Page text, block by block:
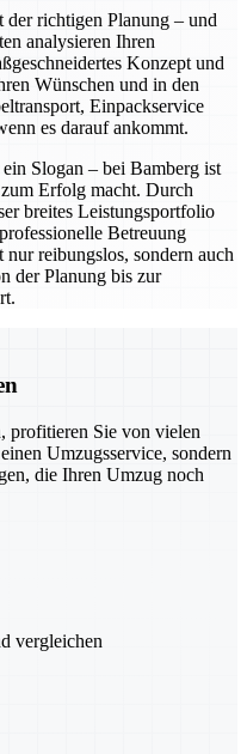
richtigen Planung – und
analysieren Ihren
Konzept und
Wünschen und in den
Einpackservice
es darauf ankommt.
Slogan – bei Bamberg ist
Erfolg macht. Durch
breites Leistungsportfolio
Betreuung
reibungslos, sondern auch
der Planung bis zur
profitieren Sie von vielen
Umzugsservice, sondern
die Ihren Umzug noch
vergleichen